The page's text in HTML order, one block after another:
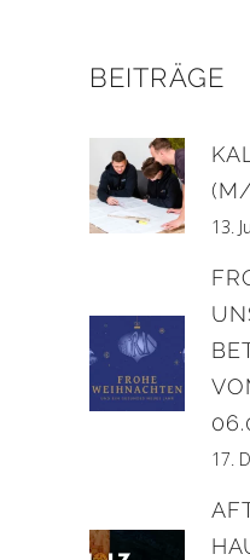
BEITRÄGE
13.
17.